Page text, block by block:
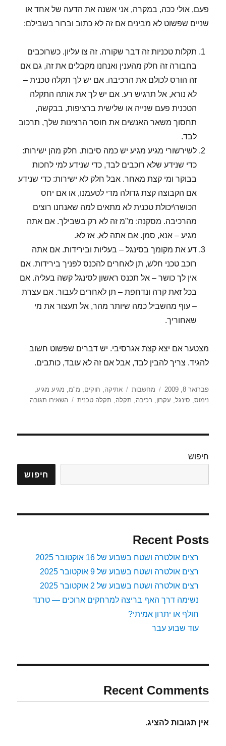
פעם, אולי ככה, במקרה, אני אשנה את הדעה של אחד או
שניים שפשוט לא מבינים אם זה לא כתוב וברור בשבילם:
תקלות טכניות זה דבר שקורה. זה צו עליון. כשרוכבים
בחבורה זה חלק מהענין ואנחנו מקבלים את זה, גם אם
זה הורס לכולם את הרכיבה. אם יש לך תקלה טכנית –
לא נורא, אל תרגיש רע. אם יש לך את אותה התקלה
הטכנית פעם שנייה או שלישית ברציפות, בבקשה,
תחסוך משאר האנשים את חוסר הרצינות שלך, תרכוב
לבד.
לשירשורי מגיע מגיע יש כמה סיבות. חלק מהן ישירות:
כדי שנידע שלא רוכבים לבד, כדי שנידע למי לחכות
בבוקר ומי קצת מאחר. אבל חלק לא ישירות: כדי שנידע
אם הקבוצה קצת גדולה מדי לטעמנו, או אם יחס
הכושר\יכולת טכנית לא מתאים למה שאנחנו רוצים
מהרכיבה. מסקנה: מ"מ זה לא רק בשבילך. אם אתה
מגיע – אנא, סמן. אם אתה לא, אז לא.
דע את מקומך בסינגל – בעליות ובירידות. אם אתה
רוכב טכני חלש, תן לאחרים להכנס לפניך בירידות. אם
אין לך כושר – אל תכנס ראשון לסינגל קשה בעליה. אם
בכל זאת קרה ונדחפת – תן לאחרים לעבור. אם עצרת
– עוף מהשביל כמה שיותר מהר, אל תעצור את מי
שאחוריך.
מצטער אם יצא קצת אגרסיבי. יש דברים שפשוט חשוב
להגיד. צריך להבין לבד, אבל אם זה לא עובד, כותבים.
פורסם
בתאריך
פברואר 8, 2009 קטגוריות
מחשבות תגיות
אתיקה, חוקים, מ"מ, מגיע מגיע,
נימוס, סינגל, עקרון, רכיבה, תקלה, תקלה טכנית השאירו תגובה
חיפוש
חיפוש
Recent Posts
רצים אולטרה ושטח בשבוע של 16 אוקטובר 2025
רצים אולטרה ושטח בשבוע של 9 אוקטובר 2025
רצים אולטרה ושטח בשבוע של 2 אוקטובר 2025
נשימה דרך האף בריצה למרחקים ארוכים — טרנד
חולף או יתרון אמיתי?
עוד שבוע עבר
Recent Comments
אין תגובות להציג.